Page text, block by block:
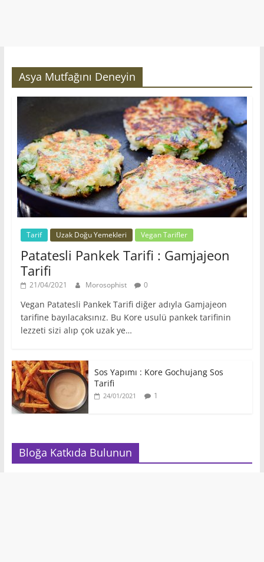
Asya Mutfağını Deneyin
Tarif Uzak Doğu Yemekleri Vegan Tarifler
Patatesli Pankek Tarifi : Gamjajeon
Tarifi
21/04/2021 Morosophist 0
Vegan Patatesli Pankek Tarifi diğer adıyla Gamjajeon
tarifine bayılacaksınız. Bu Kore usulü pankek tarifinin
lezzeti sizi alıp çok uzak ye…
Sos Yapımı : Kore Gochujang Sos
Tarifi
24/01/2021 1
Bloğa Katkıda Bulunun